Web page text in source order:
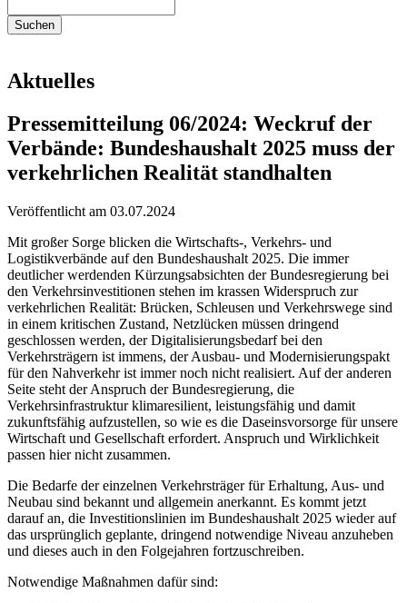
Aktuelles
Pressemitteilung 06/2024: Weckruf der
Verbände: Bundeshaushalt 2025 muss der
verkehrlichen Realität standhalten
Veröffentlicht am 03.07.2024
Mit großer Sorge blicken die Wirtschafts-, Verkehrs- und
Logistikverbände auf den Bundeshaushalt 2025. Die immer
deutlicher werdenden Kürzungsabsichten der Bundesregierung bei
den Verkehrsinvestitionen stehen im krassen Widerspruch zur
verkehrlichen Realität: Brücken, Schleusen und Verkehrswege sind
in einem kritischen Zustand, Netzlücken müssen dringend
geschlossen werden, der Digitalisierungsbedarf bei den
Verkehrsträgern ist immens, der Ausbau- und Modernisierungspakt
für den Nahverkehr ist immer noch nicht realisiert. Auf der anderen
Seite steht der Anspruch der Bundesregierung, die
Verkehrsinfrastruktur klimaresilient, leistungsfähig und damit
zukunftsfähig aufzustellen, so wie es die Daseinsvorsorge für unsere
Wirtschaft und Gesellschaft erfordert. Anspruch und Wirklichkeit
passen hier nicht zusammen.
Die Bedarfe der einzelnen Verkehrsträger für Erhaltung, Aus- und
Neubau sind bekannt und allgemein anerkannt. Es kommt jetzt
darauf an, die Investitionslinien im Bundeshaushalt 2025 wieder auf
das ursprünglich geplante, dringend notwendige Niveau anzuheben
und dieses auch in den Folgejahren fortzuschreiben.
Notwendige Maßnahmen dafür sind: